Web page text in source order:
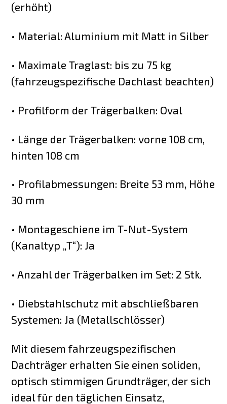
(erhöht)
• Material: Aluminium mit Matt in Silber
• Maximale Traglast: bis zu 75 kg
(fahrzeugspezifische Dachlast beachten)
• Profilform der Trägerbalken: Oval
• Länge der Trägerbalken: vorne 108 cm,
hinten 108 cm
• Profilabmessungen: Breite 53 mm, Höhe
30 mm
• Montageschiene im T-Nut-System
(Kanaltyp „T“): Ja
• Anzahl der Trägerbalken im Set: 2 Stk.
• Diebstahlschutz mit abschließbaren
Systemen: Ja (Metallschlösser)
Mit diesem fahrzeugspezifischen
Dachträger erhalten Sie einen soliden,
optisch stimmigen Grundträger, der sich
ideal für den täglichen Einsatz,